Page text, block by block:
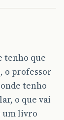
tenho que
o professor
tenho
o que vai
um livro